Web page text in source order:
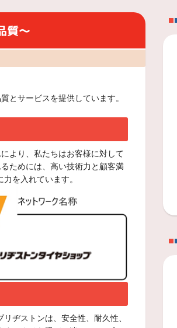
質～
とサービスを提供しています。
より、私たちはお客様に対して
ためには、高い技術力と顧客満
を入れています。
ヂストンは、安全性、耐久性、